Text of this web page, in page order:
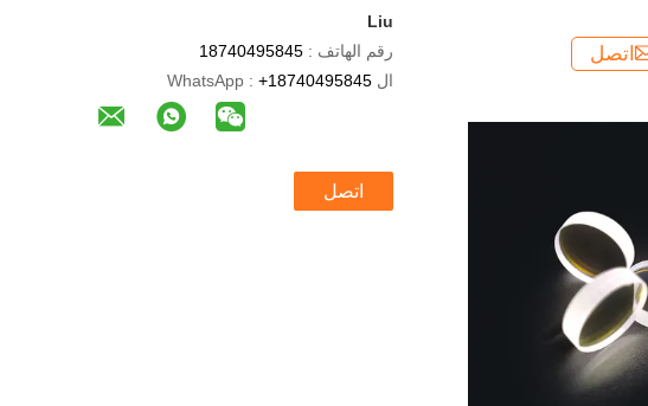
Liu
رقم الهاتف :
ال WhatsApp : +18740495845
اتصل
اتصل